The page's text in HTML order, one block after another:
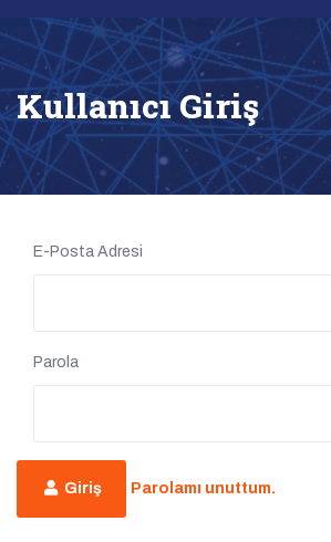
Kullanıcı Giriş
E-Posta Adresi
Parola
Giriş Parolamı unuttum.